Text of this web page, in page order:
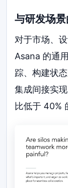
与研发场
对于市场、
Asana 的通
踪、构建状
集成间接实
比低于 40%